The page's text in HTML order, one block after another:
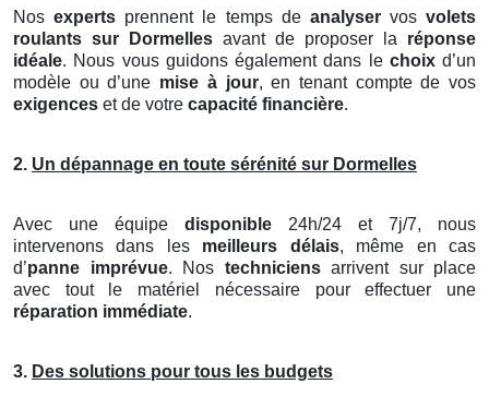
Nosexperts prennent le temps de analyservos volets
roulants sur Dormelles avant de proposer la réponse
idéale. Nous vous guidons également dans le choixd’un
modèle ou d’une mise à jour, en tenant compte de vos
exigences et de votre capacité financière.
2. Un dépannage en toute sérénité sur Dormelles
Avec une équipe disponible 24h/24 et 7j/7, nous
intervenons dans les meilleurs délais, même en cas
d’panne imprévue. Nos techniciensarrivent sur place
avec tout le matériel nécessaire pour effectuer une
réparation immédiate.
3. Des solutions pour tous les budgets